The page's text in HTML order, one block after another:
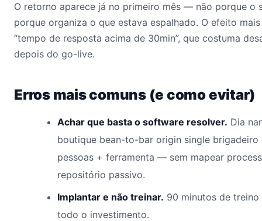
O retorno aparece já no primeiro mês — não porque o
porque organiza o que estava espalhado. O efeito
“tempo de resposta acima de 30min”, que costuma
depois do go-live.
Erros mais comuns (e como evitar)
Achar que basta o software resolver. Dia
boutique bean-to-bar origin single
pessoas + ferramenta — sem mapear
repositório passivo.
Implantar e não treinar. 90 minutos de
todo o investimento.